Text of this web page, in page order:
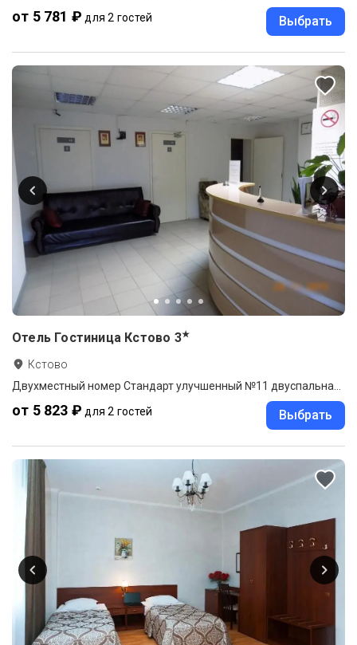
от 5 781 ₽ для 2 гостей Выбрать
Отель Гостиница Кстово 3★
Кстово
от 5 823 ₽ для 2 гостей Выбрать